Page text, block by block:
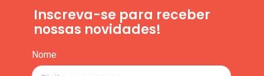
Inscreva-se para receber
nossas novidades!
Nome